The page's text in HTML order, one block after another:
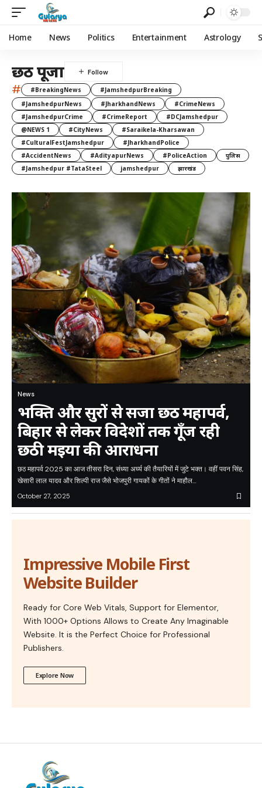
Home News Politics Entertainment Astrology
छठ पूजा
# #BreakingNews
#JamshedpurBreaking
#JamshedpurNews
#JharkhandNews
#CrimeNews
#JamshedpurCrime
#CrimeReport
#DCJamshedpur
@NEWS 1
#CityNews
#Saraikela-Kharsawan
#CulturalFestJamshedpur
#JharkhandPolice
#AccidentNews
#AdityapurNews #PoliceAction
पुलिस
#Jamshedpur #TataSteel
jamshedpur झारखंड
News
भक्ति और सुरों से सजा छठ महापर्व,
बिहार से लेकर विदेशों तक गूँज रही
छठी मइया की आराधना
छठ महापर्व 2025 का आज तीसरा दिन, संध्या अर्घ्य की तैयारियों में जुटे भक्त। वहीं पवन सिंह,
खेसारी लाल यादव और शिल्पी राज जैसे भोजपुरी गायकों के गीतों ने माहौल…
October 27, 2025
Impressive Mobile First
Website Builder
Ready for Core Web Vitals, Support for Elementor,
With 1000+ Options Allows to Create Any Imaginable
Website. It is the Perfect Choice for Professional
Publishers.
Explore Now